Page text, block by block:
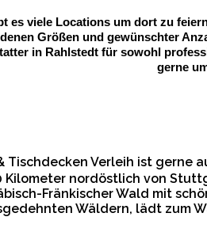
es viele Locations um dort zu
Größen und gewünschter
in Rahlstedt für sowohl
gerne
Tischdecken Verleih ist
Kilometer nordöstlich von
Fränkischer Wald mit
Wäldern, lädt zum